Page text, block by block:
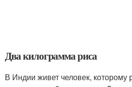
Два килограмма риса
В Индии живет человек, которому